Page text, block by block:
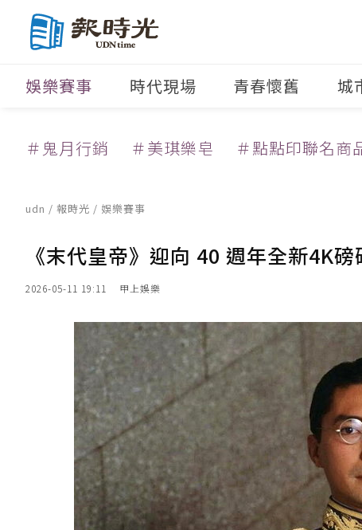
娛樂賽事 時代現場 青春懷舊 城
＃鬼月行銷 ＃美琪樂皂 ＃點點印聯名商
udn / 報時光 / 娛樂賽事
《末代皇帝》迎向 40 週年全新4K
2026-05-11 19:11 甲上娛樂